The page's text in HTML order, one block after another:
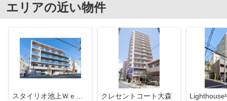
エリアの近い物件
クレセントコート大森
Lighthouse